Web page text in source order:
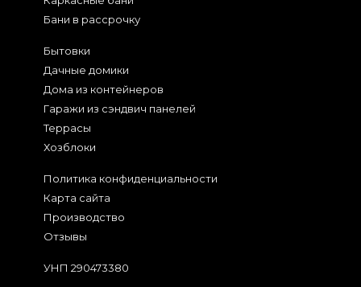
Бани в рассрочку
Бытовки
Дачные домики
Дома из контейнеров
Гаражи из сэндвич панелей
Террасы
Хозблоки
Политика конфиденциальности
Карта сайта
Производство
Отзывы
УНП 290473380